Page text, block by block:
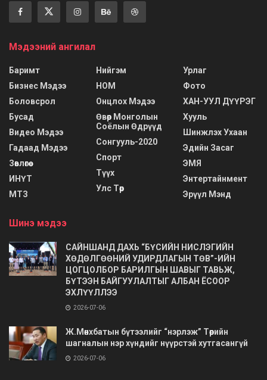
Мэдээний ангилал
Баримт
Бизнес Мэдээ
Боловсрол
Бусад
Видео Мэдээ
Гадаад Мэдээ
Зөвлөгөө
ИНҮТ
МТЗ
Нийгэм
НОМ
Онцлох Мэдээ
Өвөр Монголын
Соёлын Өдрүүд
Сонгууль-2020
Спорт
Түүх
Улс Төр
Урлаг
Фото
ХАН-УУЛ ДҮҮРЭГ
Хууль
Шинжлэх Ухаан
Эдийн Засаг
ЭМЯ
Энтертайнмент
Эрүүл Мэнд
Шинэ мэдээ
САЙНШАНД ДАХЬ “БҮСИЙН НИСЛЭГИЙН
ХӨДӨЛГӨӨНИЙ УДИРДЛАГЫН ТӨВ”-ИЙН
ЦОГЦОЛБОР БАРИЛГЫН ШАВЫГ ТАВЬЖ,
БҮТЭЭН БАЙГУУЛАЛТЫГ АЛБАН ЁСООР
ЭХЛҮҮЛЛЭЭ
2026-07-06
Ж.Мөнхбатын бүтээлийг “нэрлэж” Төрийн
шагналын нэр хүндийг нүүрстэй хутгасангүй
2026-07-06